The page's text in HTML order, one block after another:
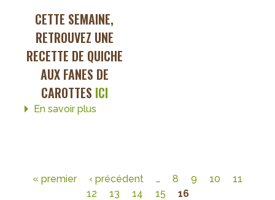
CETTE SEMAINE,
RETROUVEZ UNE
RECETTE DE QUICHE
AUX FANES DE
CAROTTES ICI
En savoir plus
26
« premier ‹ précédent … 8 9 10
11
12
13 14 15 16